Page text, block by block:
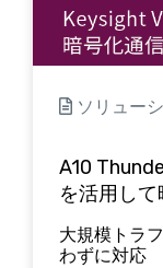
ソリュー
A10
を活用し
大規模トラ
わずに対応